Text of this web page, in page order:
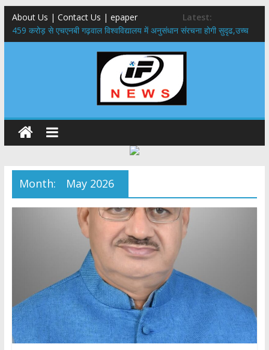
About Us | Contact Us | epaper
Latest:
459 करोड़ से एचएनबी गढ़वाल विश्वविद्यालय में अनुसंधान संरचना होगी सुदृढ,उच्च
शिक्षा मंत्री धन सिंह रावत ने नवनियुक्त केन्द्रीय शिक्षा मंत्री से की मुलाकात
राष्ट्रीय हथकरघा दिवस पर मुख्यमंत्री धामी ने उत्कृष्ट बुनकरों और हस्तशिल्प
​धामी कैबिनेट का बड़ा फैसला: पशुपालकों को 60% तक सब्सिडी, गंगा एक्सप्रेसवे का
​हरिद्वार से वीरभद्र (ऋषिकेश) तक निकली BJYM की भव्य कांवड़ यात्रा; तेजस्वी
सूर्या ने की देश व प्रदेशवासियों के कल्याण की कामना
24×7 अलर्ट मोड में रहें अधिकारी-मुख्य सचिव मानसून-एसईओसी से मुख्य सचिव ने
की विस्तृत समीक्षा कहा-बंद सड़कों को शीघ्र खोला जाए, लोगों को न हो दिक्कत
Month: May 2026